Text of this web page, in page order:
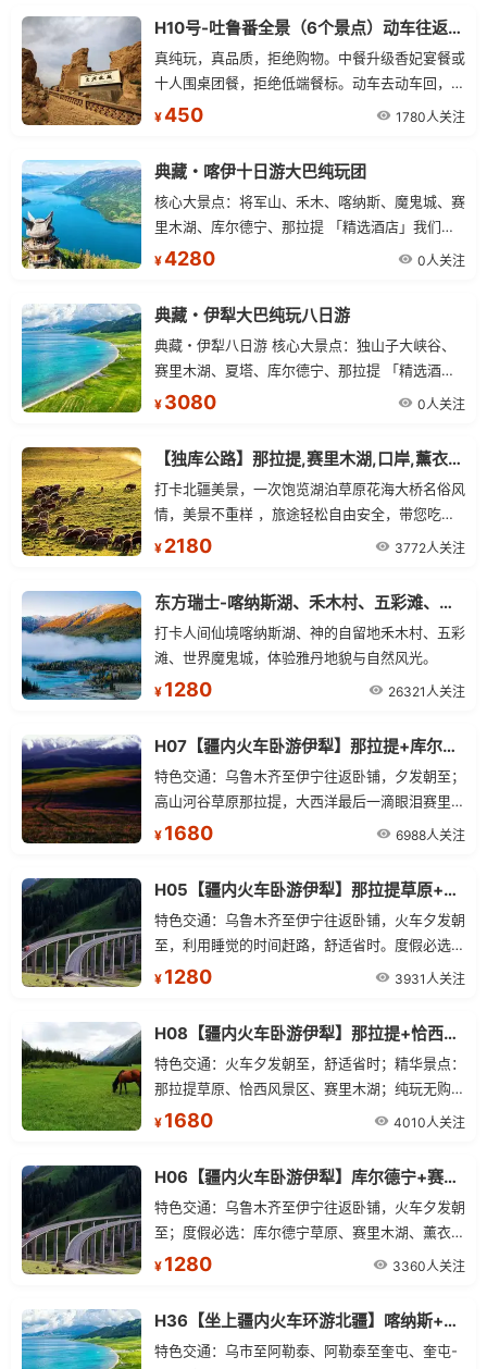
H10号-吐鲁番全景（6个景点）动车往返一日游
真纯玩，真品质，拒绝购物。中餐升级香妃宴餐或
十人围桌团餐，拒绝低端餐标。动车去动车回，当
天往返，节约车程，免舟车劳顿。深度游览吐鲁番
¥450 1780人关注
典藏・喀伊十日游大巴纯玩团
核心大景点：将军山、禾木、喀纳斯、魔鬼城、赛
里木湖、库尔德宁、那拉提 「精选酒店」我们只
想说此处无星似有星 (星级是国家标准) 10 天 9
大、小车车型切换，不指定。 10 人以上安排 2+1
大巴 (带导游)；10 人以下安排 7 座商务 (无导游)
大巴车一换、价格减一半，更舒适、真纯玩、0 购
物、无套路 一样都不少！只要舒适、纯玩、零购
活动属于自费自愿，游客不提请求旅行社不安排！
项目世界名马 — 弗里斯兰 仅为我有】 在花海中
漫步，与著名荷兰名马 — 弗里斯兰留影 免费赠送
20 秒左右带剪辑视频
¥4280 0人关注
典藏・伊犁大巴纯玩八日游
典藏・伊犁八日游 核心大景点：独山子大峡谷、
赛里木湖、夏塔、库尔德宁、那拉提 「精选酒
店」我们只想说此处无星似有星 (星级是国家标
据报团人数大、小车车型切换，不指定。 10 人以
上安排 2+1 大巴 (带导游)；10 人以下安排 7 座商
务 (无导游) 大巴车一换、价格减一半，更舒适、
真纯玩、0 购物、无套路 一样都不少！只要舒
呢？” 各类体验性活动属于自费自愿，游客不提请
兰・马背繁花 【独家项目世界名马 — 弗里斯兰
仅为我有】 在花海中漫步，与著名荷兰名马 — 弗
里斯兰留影 免费赠送 20 秒左右带剪辑视频
¥ 3080 0人关注
【独库公路】那拉提,赛里木湖,口岸,薰衣草单卧单动四日游
打卡北疆美景，一次饱览湖泊草原花海大桥名俗风
情，美景不重样 ，旅途轻松自由安全，带您吃在
新疆玩在新疆 ，24 小时，全天贴心为您服务，
¥ 2180 3772人关注
东方瑞士-喀纳斯湖、禾木村、五彩滩、世界魔鬼城汽车四日游
打卡人间仙境喀纳斯湖、神的自留地禾木村、五彩
滩、世界魔鬼城，体验雅丹地貌与自然风光。
¥ 1280 26321人关注
H07【疆内火车卧游伊犁】那拉提+库尔德宁+赛里木湖火车双卧五日游
特色交通：乌鲁木齐至伊宁往返卧铺，夕发朝至；
高山河谷草原那拉提，大西洋最后一滴眼泪赛里木
湖，中国绝美十大森林之首库尔德宁；全程零购
¥ 1680 6988人关注
H05【疆内火车卧游伊犁】那拉提草原+赛里木湖火车双卧四日游
特色交通：乌鲁木齐至伊宁往返卧铺，火车夕发朝
至，利用睡觉的时间赶路，舒适省时。度假必选：
高山河谷草原-那拉提、邂逅“大西洋最后一滴眼
体，犹如世外桃源。服务保障：全程零购物、游览
时间更充足，让您尽享旅行乐趣。贴心管家：优秀
导游讲解服务，全天贴心为您服务，让您旅途无
忧。精选酒店：伊宁三星酒店或携程三钻酒店。大
佳首选。
¥ 1280 3931人关注
H08【疆内火车卧游伊犁】那拉提+恰西+赛里木湖火车双卧五日游
特色交通：火车夕发朝至，舒适省时；精华景点：
那拉提草原、恰西风景区、赛里木湖；纯玩无购
物；贴心管家服务。
¥ 1680 4010人关注
H06【疆内火车卧游伊犁】库尔德宁+赛里木湖火车双卧四日游
特色交通：乌鲁木齐至伊宁往返卧铺，火车夕发朝
至；度假必选：库尔德宁草原、赛里木湖、薰衣草
园、霍尔果斯口岸；优选行程：蓝天白云、冰川雪
¥ 1280 3360人关注
H36【坐上疆内火车环游北疆】喀纳斯+禾木+那拉提+赛里木湖+独库公路四卧八日游
特色交通：乌市至阿勒泰、阿勒泰至奎屯、奎屯-